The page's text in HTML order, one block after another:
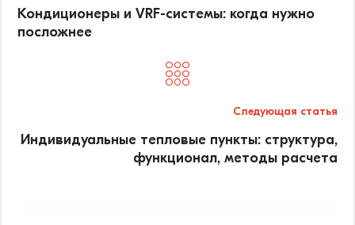
Кондиционеры и VRF-системы: когда нужно
посложнее
Следующая статья
Индивидуальные тепловые пункты: структура,
функционал, методы расчета